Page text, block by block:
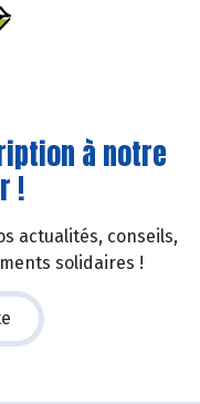
à notre
!
actualités, conseils,
solidaires !